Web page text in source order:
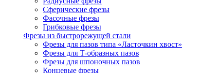
Сферические фрезы
Фасочные фрезы
Грибковые фрезы
Фрезы из быстрорежущей стали
Фрезы для пазов типа «Ласточкин хвост»
Фрезы для Т-образных пазов
Фрезы для шпоночных пазов
Концевые фрезы